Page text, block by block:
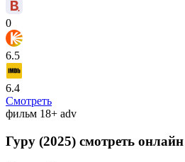
0
6.5
6.4
Смотреть
фильм 18+ adv
Гуру (2025) смотреть онлайн